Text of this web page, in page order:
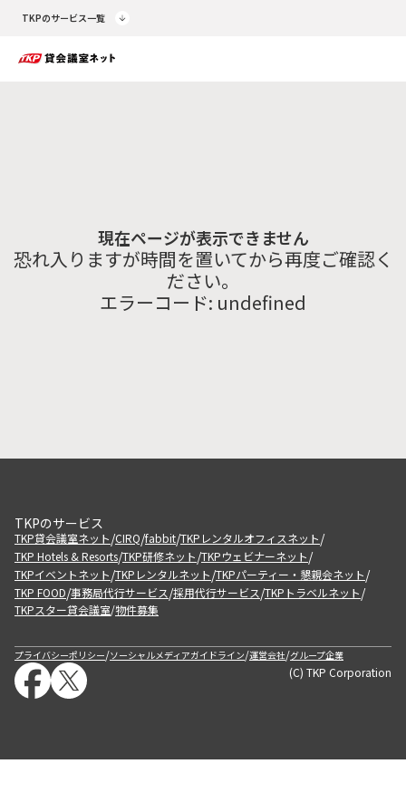
TKPのサービス一覧
現在ページが表示できません
恐れ入りますが時間を置いてから再度ご確認く
ださい。
エラーコード: undefined
TKPのサービス
TKP貸会議室ネット/CIRQ/fabbit/TKPレンタルオフィスネット/
TKP Hotels & Resorts/TKP研修ネット/TKPウェビナーネット/
TKPイベントネット/TKPレンタルネット/TKPパーティー・懇親会ネット/
TKP FOOD/事務局代行サービス/採用代行サービス/TKPトラベルネット/
TKPスター貸会議室/物件募集
プライバシーポリシー/ソーシャルメディアガイドライン/運営会社/グループ企業
(C) TKP Corporation